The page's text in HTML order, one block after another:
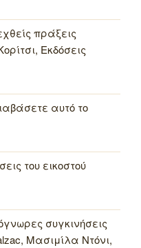
πράξεις
Εκδόσεις
αυτό το
του εικοστού
συγκινήσεις
Μασιμίλα Ντόνι,